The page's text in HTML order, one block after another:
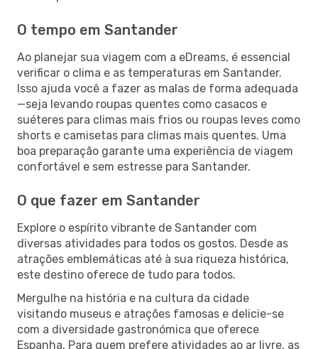
O tempo em Santander
Ao planejar sua viagem com a eDreams, é essencial
verificar o clima e as temperaturas em Santander.
Isso ajuda você a fazer as malas de forma adequada
—seja levando roupas quentes como casacos e
suéteres para climas mais frios ou roupas leves como
shorts e camisetas para climas mais quentes. Uma
boa preparação garante uma experiência de viagem
confortável e sem estresse para Santander.
O que fazer em Santander
Explore o espírito vibrante de Santander com
diversas atividades para todos os gostos. Desde as
atrações emblemáticas até à sua riqueza histórica,
este destino oferece de tudo para todos.
Mergulhe na história e na cultura da cidade
visitando museus e atrações famosas e delicie-se
com a diversidade gastronómica que oferece
Espanha. Para quem prefere atividades ao ar livre, as